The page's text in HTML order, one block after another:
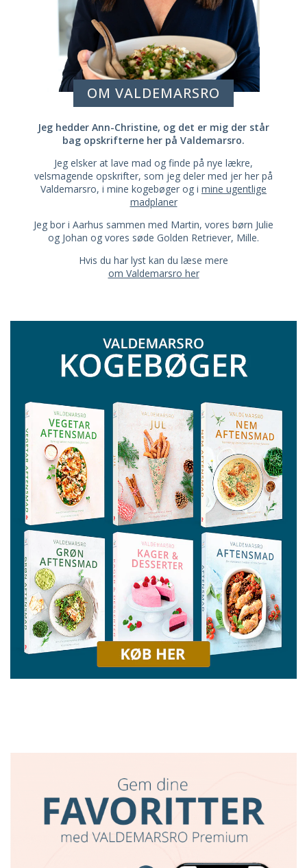
OM VALDEMARSRO
Jeg hedder Ann-Christine, og det er mig der står
bag opskrifterne her på Valdemarsro.
Jeg elsker at lave mad og finde på nye lækre,
velsmagende opskrifter, som jeg deler med jer her på
Valdemarsro, i mine kogebøger og i mine ugentlige
madplaner
Jeg bor i Aarhus sammen med Martin, vores børn Julie
og Johan og vores søde Golden Retriever, Mille.
Hvis du har lyst kan du læse mere
om Valdemarsro her